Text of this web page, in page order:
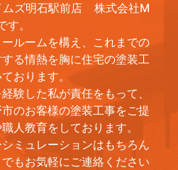
ムズ明石駅前店 株式会社M
。
ルームを構え、これまでの
る情熱を胸に住宅の塗装工
おります。
験した私が責任をもって、
のお客様の塗装工事をご提
人教育をしております。
ミュレーションはもちろん
もお気軽にご連絡ください